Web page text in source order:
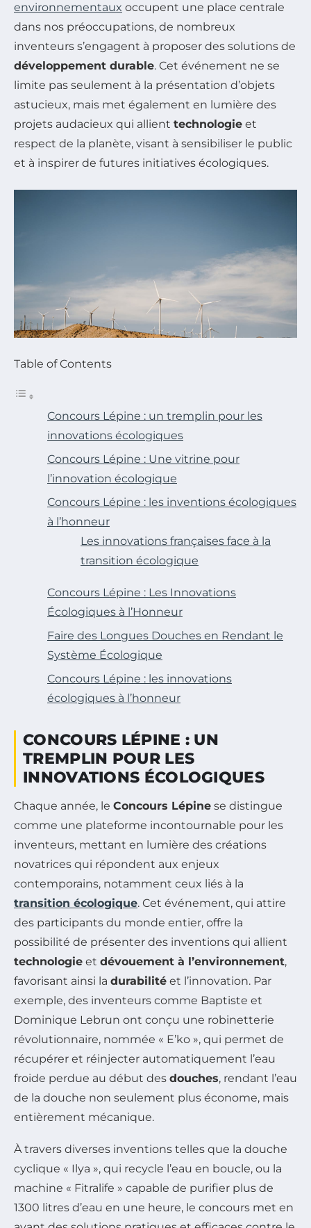
environnementaux occupent une place centrale
dans nos préoccupations, de nombreux
inventeurs s’engagent à proposer des solutions de
développement durable. Cet événement ne se
limite pas seulement à la présentation d’objets
astucieux, mais met également en lumière des
projets audacieux qui allient technologie et
respect de la planète, visant à sensibiliser le public
et à inspirer de futures initiatives écologiques.
Table of Contents
Concours Lépine : un tremplin pour les
innovations écologiques
Concours Lépine : Une vitrine pour
l’innovation écologique
Concours Lépine : les inventions écologiques
à l’honneur
Les innovations françaises face à la
transition écologique
Concours Lépine : Les Innovations
Écologiques à l’Honneur
Faire des Longues Douches en Rendant le
Système Écologique
Concours Lépine : les innovations
écologiques à l’honneur
CONCOURS LÉPINE : UN
TREMPLIN POUR LES
INNOVATIONS ÉCOLOGIQUES
Chaque année, le Concours Lépine se distingue
comme une plateforme incontournable pour les
inventeurs, mettant en lumière des créations
novatrices qui répondent aux enjeux
contemporains, notamment ceux liés à la
transition écologique. Cet événement, qui attire
des participants du monde entier, offre la
possibilité de présenter des inventions qui allient
technologie et dévouement à l’environnement,
favorisant ainsi la durabilité et l’innovation. Par
exemple, des inventeurs comme Baptiste et
Dominique Lebrun ont conçu une robinetterie
révolutionnaire, nommée « E’ko », qui permet de
récupérer et réinjecter automatiquement l’eau
froide perdue au début des douches, rendant l’eau
de la douche non seulement plus économe, mais
entièrement mécanique.
À travers diverses inventions telles que la douche
cyclique « Ilya », qui recycle l’eau en boucle, ou la
machine « Fitralife » capable de purifier plus de
1300 litres d’eau en une heure, le concours met en